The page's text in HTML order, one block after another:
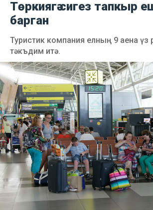
Төркиягә сигез тапкыр
барган
Туристик компания елның 9 аена үз
тәкъдим итә.